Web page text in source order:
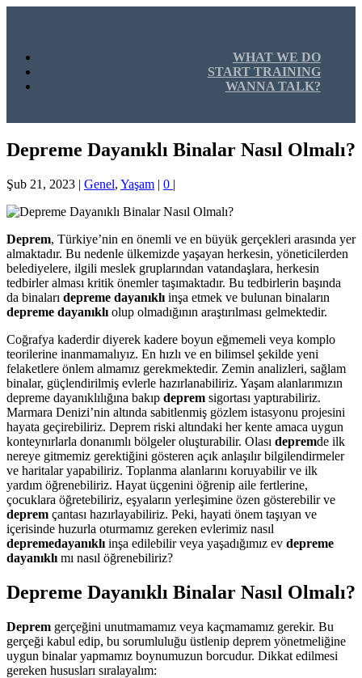
WHAT WE DO
START TRAINING
WANNA TALK?
Depreme Dayanıklı Binalar Nasıl Olmalı?
Şub 21, 2023 | Genel, Yaşam | 0 |
Deprem, Türkiye’nin en önemli ve en büyük gerçekleri arasında yer
almaktadır. Bu nedenle ülkemizde yaşayan herkesin, yöneticilerden
belediyelere, ilgili meslek gruplarından vatandaşlara, herkesin
tedbirler alması kritik önemler taşımaktadır. Bu tedbirlerin başında
da binaları depreme dayanıklı inşa etmek ve bulunan binaların
depreme dayanıklı olup olmadığının araştırılması gelmektedir.
Coğrafya kaderdir diyerek kadere boyun eğmemeli veya komplo
teorilerine inanmamalıyız. En hızlı ve en bilimsel şekilde yeni
felaketlere önlem almamız gerekmektedir. Zemin analizleri, sağlam
binalar, güçlendirilmiş evlerle hazırlanabiliriz. Yaşam alanlarımızın
depreme dayanıklılığına bakıp deprem sigortası yaptırabiliriz.
Marmara Denizi’nin altında sabitlenmiş gözlem istasyonu projesini
hayata geçirebiliriz. Deprem riski altındaki her kente amaca uygun
konteynırlarla donanımlı bölgeler oluşturabilir. Olası depremde ilk
nereye gitmemiz gerektiğini gösteren açık anlaşılır bilgilendirmeler
ve haritalar yapabiliriz. Toplanma alanlarını koruyabilir ve ilk
yardım öğrenebiliriz. Hayat üçgenini öğrenip aile fertlerine,
çocuklara öğretebiliriz, eşyaların yerleşimine özen gösterebilir ve
deprem çantası hazırlayabiliriz. Peki, hayati önem taşıyan ve
içerisinde huzurla oturmamız gereken evlerimiz nasıl
depremedayanıklı inşa edilebilir veya yaşadığımız ev depreme
dayanıklı mı nasıl öğrenebiliriz?
Depreme Dayanıklı Binalar Nasıl Olmalı?
Deprem gerçeğini unutmamamız veya kaçmamamız gerekir. Bu
gerçeği kabul edip, bu sorumluluğu üstlenip deprem yönetmeliğine
uygun binalar yapmamız boynumuzun borcudur. Dikkat edilmesi
gereken hususları sıralayalım: